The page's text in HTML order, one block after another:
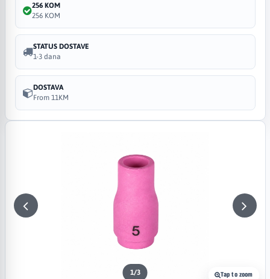
Tap to zoom
1/3
256 KOM
256 KOM
STATUS DOSTAVE
1-3 dana
DOSTAVA
From 11KM